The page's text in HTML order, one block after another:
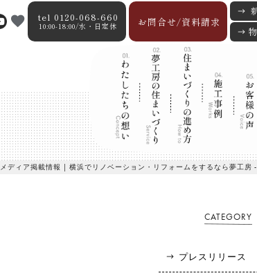
tel 0120-068-660
10:00-18:00/水・日定休 お問合せ/資料請求
メディア掲載情報 | 横浜でリノベーション・リフォームをするなら夢工房
CATEGORY
プレスリリース